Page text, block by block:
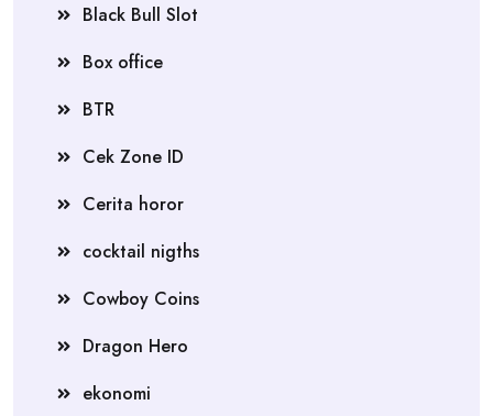
Black Bull Slot
Box office
BTR
Cek Zone ID
Cerita horor
cocktail nigths
Cowboy Coins
Dragon Hero
ekonomi